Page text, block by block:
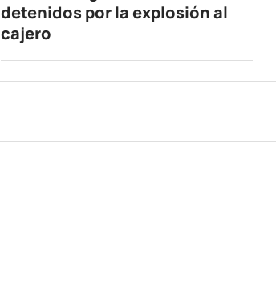
detenidos por la explosión al
cajero